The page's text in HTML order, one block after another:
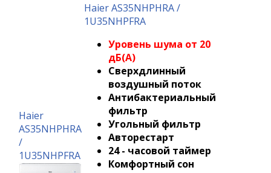
Haier
AS35NHPHRA
/
1U35NHPFRA
Haier AS35NHPHRA /
1U35NHPFRA
Уровень шума от 20
дБ(А)
Сверхдлинный
воздушный поток
Антибактериальный
фильтр
Угольный фильтр
Авторестарт
24 - часовой таймер
Комфортный сон